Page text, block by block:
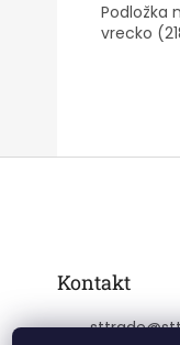
Podložka
vrecko
Kontakt
sttrade@